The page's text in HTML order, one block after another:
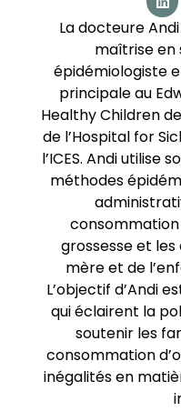
La docteure
maîtrise en
épidémiologiste
principale au
Healthy Children
de l’Hospital for
l’ICES. Andi utilise
méthodes
consommation
grossesse et
mère et de
L’objectif d’Andi
qui éclairent la
soutenir les
consommation
inégalités en